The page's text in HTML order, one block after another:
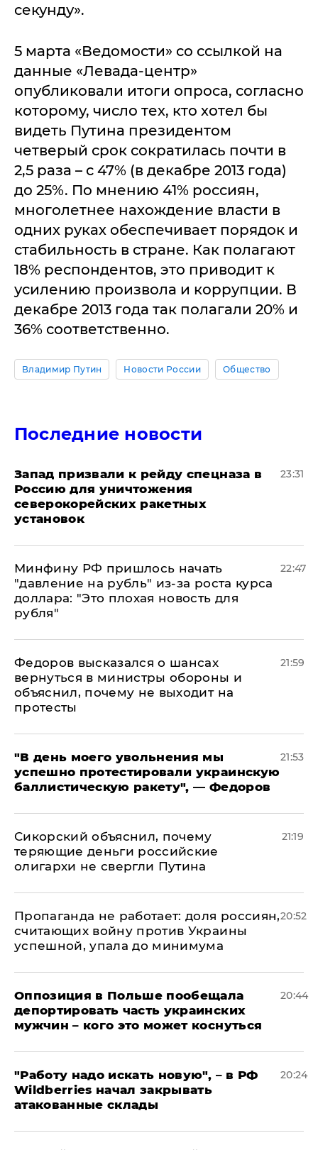
секунду».
5 марта «Ведомости» со ссылкой на
данные «Левада-центр»
опубликовали итоги опроса, согласно
которому, число тех, кто хотел бы
видеть Путина президентом
четверый срок сократилась почти в
2,5 раза – с 47% (в декабре 2013 года)
до 25%. По мнению 41% россиян,
многолетнее нахождение власти в
одних руках обеспечивает порядок и
стабильность в стране. Как полагают
18% респондентов, это приводит к
усилению произвола и коррупции. В
декабре 2013 года так полагали 20% и
36% соответственно.
Владимир Путин Новости России Общество
Последние новости
Запад призвали к рейду спецназа в
Россию для уничтожения
северокорейских ракетных
установок
23:31
Минфину РФ пришлось начать
"давление на рубль" из-за роста курса
доллара: "Это плохая новость для
рубля"
22:47
Федоров высказался о шансах
вернуться в министры обороны и
объяснил, почему не выходит на
протесты
21:59
​"В день моего увольнения мы
успешно протестировали украинскую
баллистическую ракету", — Федоров
21:53
Сикорский объяснил, почему
теряющие деньги российские
олигархи не свергли Путина
21:19
​Пропаганда не работает: доля россиян,
считающих войну против Украины
успешной, упала до минимума
20:52
Оппозиция в Польше пообещала
депортировать часть украинских
мужчин – кого это может коснуться
20:44
"Работу надо искать новую", – в РФ
Wildberries начал закрывать
атакованные склады
20:24